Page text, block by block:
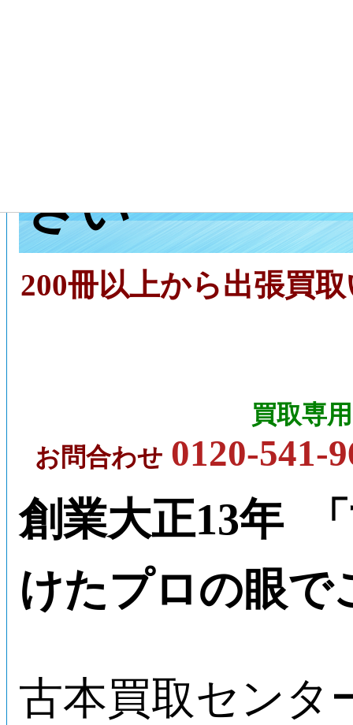
さい
200冊以上から出張買
買取専
お問合わせ 0120-541-
創業大正13年
けたプロの眼で
古本買取センタ